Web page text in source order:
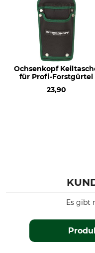
Ochsenkopf
für Profi-Forstgürtel
23,90
Es gibt